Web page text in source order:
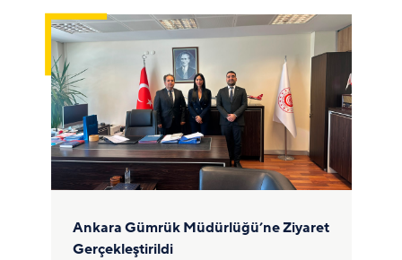
Ankara Gümrük Müdürlüğü’ne Ziyaret
Gerçekleştirildi